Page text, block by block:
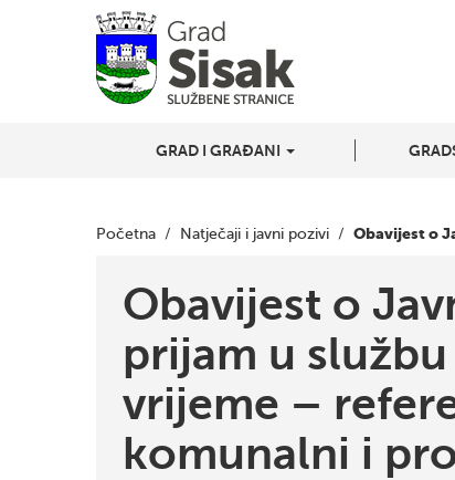
GRAD I GRAĐANI
Početna / Natječaji i javni pozivi / Obavijest o
Obavijest o
prijam u
vrijeme –
komunalni i